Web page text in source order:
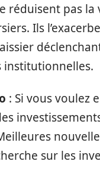
réduisent pas la
Ils
institutionnelles.
: Si vous voulez
sur les